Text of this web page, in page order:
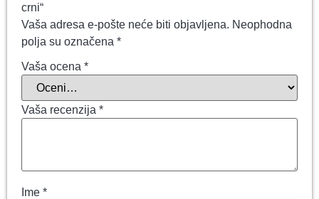
crni“
Vaša adresa e-pošte neće biti objavljena. Neophodna
polja su označena *
Vaša ocena *
Vaša recenzija *
Ime *